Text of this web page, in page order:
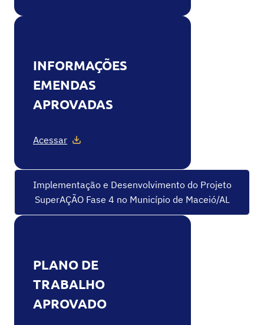
INFORMAÇÕES
EMENDAS
APROVADAS
Acessar
Implementação e Desenvolvimento do Projeto
SuperAÇÃO Fase 4 no Município de Maceió/AL
PLANO DE
TRABALHO
APROVADO